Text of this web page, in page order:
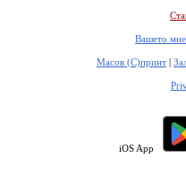
Вашето
Масов (С)принт |
iOS App